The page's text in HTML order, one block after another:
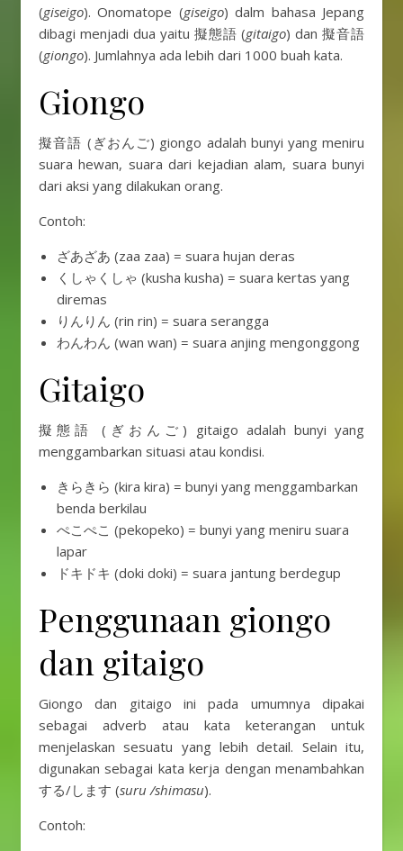
(giseigo). Onomatope (giseigo) dalm bahasa Jepang
dibagi menjadi dua yaitu 擬態語 (gitaigo) dan 擬音語
(giongo). Jumlahnya ada lebih dari 1000 buah kata.
Giongo
擬音語 (ぎおんご) giongo adalah bunyi yang meniru
suara hewan, suara dari kejadian alam, suara bunyi
dari aksi yang dilakukan orang.
Contoh:
ざあざあ (zaa zaa) = suara hujan deras
くしゃくしゃ (kusha kusha) = suara kertas yang
diremas
りんりん (rin rin) = suara serangga
わんわん (wan wan) = suara anjing mengonggong
Gitaigo
擬態語 (ぎおんご) gitaigo adalah bunyi yang
menggambarkan situasi atau kondisi.
きらきら (kira kira) = bunyi yang menggambarkan
benda berkilau
ぺこぺこ (pekopeko) = bunyi yang meniru suara
lapar
ドキドキ (doki doki) = suara jantung berdegup
Penggunaan giongo
dan gitaigo
Giongo dan gitaigo ini pada umumnya dipakai
sebagai adverb atau kata keterangan untuk
menjelaskan sesuatu yang lebih detail. Selain itu,
digunakan sebagai kata kerja dengan menambahkan
する/します (suru /shimasu).
Contoh: